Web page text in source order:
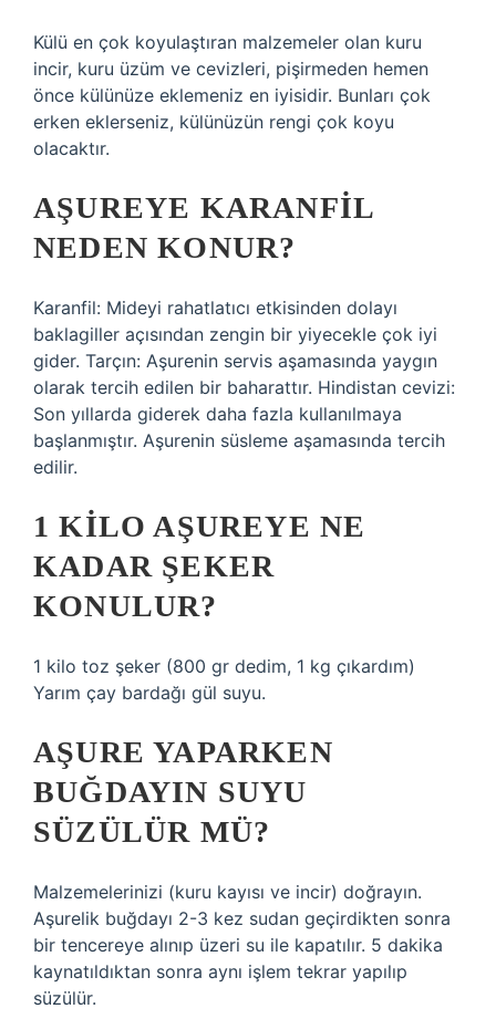
Külü en çok koyulaştıran malzemeler olan kuru
incir, kuru üzüm ve cevizleri, pişirmeden hemen
önce külünüze eklemeniz en iyisidir. Bunları çok
erken eklerseniz, külünüzün rengi çok koyu
olacaktır.
AŞUREYE KARANFIL
NEDEN KONUR?
Karanfil: Mideyi rahatlatıcı etkisinden dolayı
baklagiller açısından zengin bir yiyecekle çok iyi
gider. Tarçın: Aşurenin servis aşamasında yaygın
olarak tercih edilen bir baharattır. Hindistan cevizi:
Son yıllarda giderek daha fazla kullanılmaya
başlanmıştır. Aşurenin süsleme aşamasında tercih
edilir.
1 KILO AŞUREYE NE
KADAR ŞEKER
KONULUR?
1 kilo toz şeker (800 gr dedim, 1 kg çıkardım)
Yarım çay bardağı gül suyu.
AŞURE YAPARKEN
BUĞDAYIN SUYU
SÜZÜLÜR MÜ?
Malzemelerinizi (kuru kayısı ve incir) doğrayın.
Aşurelik buğdayı 2-3 kez sudan geçirdikten sonra
bir tencereye alınıp üzeri su ile kapatılır. 5 dakika
kaynatıldıktan sonra aynı işlem tekrar yapılıp
süzülür.